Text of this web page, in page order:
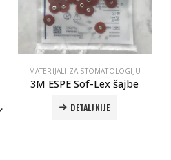
MATERIJALI ZA STOMATOLOGIJU
3M ESPE Sof-Lex šajbe
DETALJNIJE